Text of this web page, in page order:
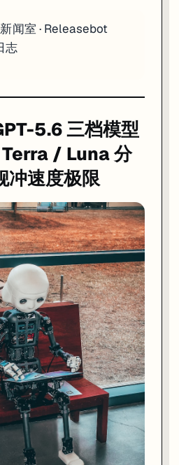
的开放是一个值得关注的生态机会
Google Blog
7 月中旬上线，510 亿
闻室 · Releasebot
志
5.6 三档模型
/ Luna 分
冲速度极限